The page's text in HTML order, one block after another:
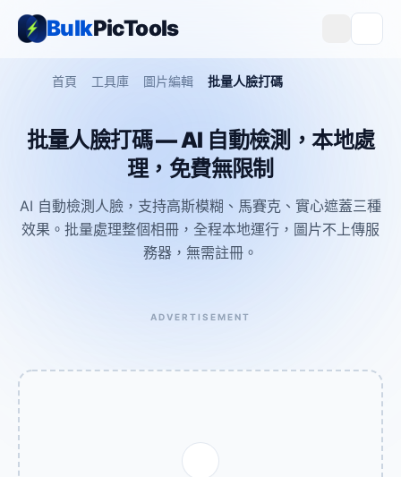
BulkPicTools
首頁 工具庫 圖片編輯 批量人臉打碼
批量人臉打碼 — AI 自動檢測，本地處
理，免費無限制
AI 自動檢測人臉，支持高斯模糊、馬賽克、實心遮蓋三種
效果。批量處理整個相冊，全程本地運行，圖片不上傳服
務器，無需註冊。
ADVERTISEMENT